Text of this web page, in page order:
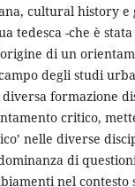
cultural history e
tedesca -che è
di un
degli studi
formazione
critico,
nelle diverse
di
nel contesto